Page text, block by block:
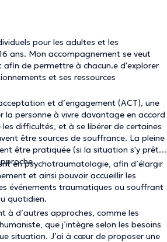
pour les adultes et les
ans. Mon accompagnement se veut
afin de permettre à chacun.e d'explorer
et ses ressources
et d’engagement (ACT), une
la personne à vivre davantage en accord
les difficultés, et à se libérer de certaines
être sources de souffrance. La pleine
être pratiquée (si la situation s'y prête)
en psychotraumatologie, afin d’élargir
et ainsi pouvoir accueillir les
événements traumatiques ou souffrant
quotidien.
à d’autres approches, comme les
que j’intègre selon les besoins
situation. J’ai à cœur de proposer une